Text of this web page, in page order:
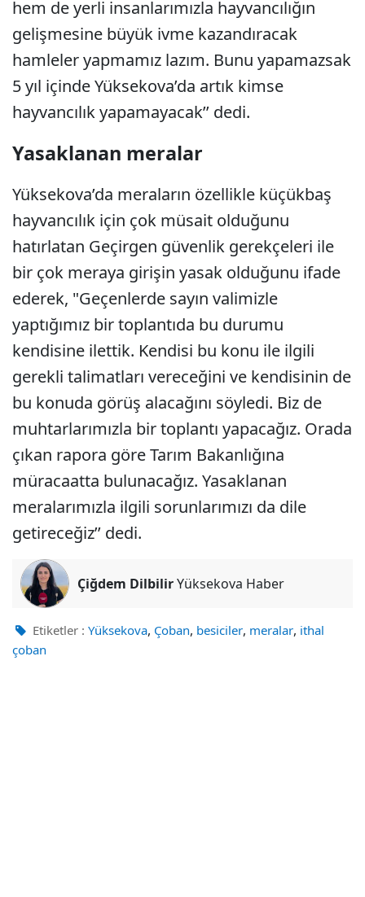
hem de yerli insanlarımızla hayvancılığın
gelişmesine büyük ivme kazandıracak
hamleler yapmamız lazım. Bunu yapamazsak
5 yıl içinde Yüksekova’da artık kimse
hayvancılık yapamayacak’’ dedi.
Yasaklanan meralar
Yüksekova’da meraların özellikle küçükbaş
hayvancılık için çok müsait olduğunu
hatırlatan Geçirgen güvenlik gerekçeleri ile
bir çok meraya girişin yasak olduğunu ifade
ederek, "Geçenlerde sayın valimizle
yaptığımız bir toplantıda bu durumu
kendisine ilettik. Kendisi bu konu ile ilgili
gerekli talimatları vereceğini ve kendisinin de
bu konuda görüş alacağını söyledi. Biz de
muhtarlarımızla bir toplantı yapacağız. Orada
çıkan rapora göre Tarım Bakanlığına
müracaatta bulunacağız. Yasaklanan
meralarımızla ilgili sorunlarımızı da dile
getireceğiz’’ dedi.
Çiğdem DilbilirYüksekova Haber
Etiketler : Yüksekova, Çoban, besiciler, meralar, ithal
çoban